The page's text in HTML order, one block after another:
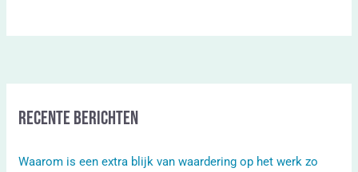
Recente berichten
Waarom is een extra blijk van waardering op het werk zo